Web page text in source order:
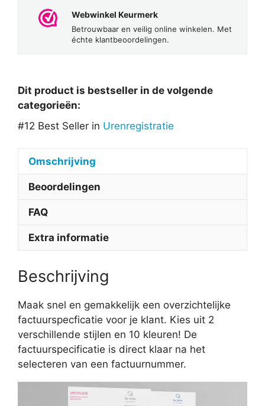
Webwinkel Keurmerk
Betrouwbaar en veilig online winkelen. Met
échte klantbeoordelingen.
Dit product is bestseller in de volgende
categorieën:
#12 Best Seller in Urenregistratie
Omschrijving
Beoordelingen
FAQ
Extra informatie
Beschrijving
Maak snel en gemakkelijk een overzichtelijke
factuurspecficatie voor je klant. Kies uit 2
verschillende stijlen en 10 kleuren! De
factuurspecificatie is direct klaar na het
selecteren van een factuurnummer.